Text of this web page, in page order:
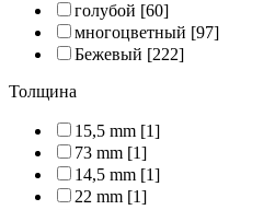
голубой [60]
многоцветный [97]
Бежевый [222]
Толщина
15,5 mm [1]
73 mm [1]
14,5 mm [1]
22 mm [1]